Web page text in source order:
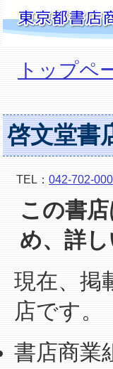
トップペ
啓文堂書
TEL： 042-702-
この書
め、詳
現在、掲
店です。
書店商業